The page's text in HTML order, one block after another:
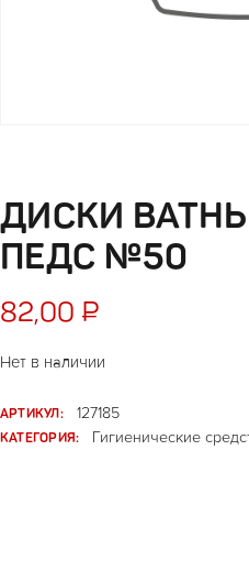
ДИСКИ
ПЕДС №50
82,00 ₽
Нет в наличии
АРТИКУЛ:
127185
КАТЕГОРИЯ:
Гигиенические